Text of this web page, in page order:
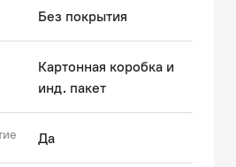
Без покрытия
Картонная коробка и
инд. пакет
Да